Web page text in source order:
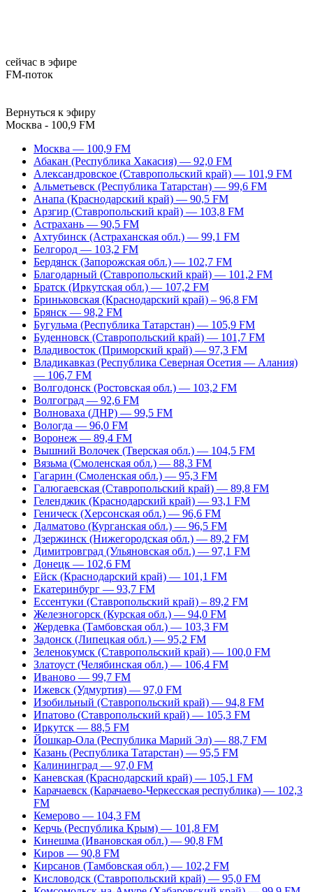
сейчас в эфире
FM-поток
Вернуться к эфиру
Москва - 100,9 FM
Москва — 100,9 FM
Абакан (Республика Хакасия) — 92,0 FM
Александровское (Ставропольский край) — 101,9 FM
Альметьевск (Республика Татарстан) — 99,6 FM
Анапа (Краснодарский край) — 90,5 FM
Арзгир (Ставропольский край) — 103,8 FM
Астрахань — 90,5 FM
Ахтубинск (Астраханская обл.) — 99,1 FM
Белгород — 103,2 FM
Бердянск (Запорожская обл.) — 102,7 FM
Благодарный (Ставропольский край) — 101,2 FM
Братск (Иркутская обл.) — 107,2 FM
Бриньковская (Краснодарский край) – 96,8 FM
Брянск — 98,2 FM
Бугульма (Республика Татарстан) — 105,9 FM
Буденновск (Ставропольский край) — 101,7 FM
Владивосток (Приморский край) — 97,3 FM
Владикавказ (Республика Северная Осетия — Алания)
— 106,7 FM
Волгодонск (Ростовская обл.) — 103,2 FM
Волгоград — 92,6 FM
Волноваха (ДНР) — 99,5 FM
Вологда — 96,0 FM
Воронеж — 89,4 FM
Вышний Волочек (Тверская обл.) — 104,5 FM
Вязьма (Смоленская обл.) — 88,3 FM
Гагарин (Смоленская обл.) — 95,3 FM
Галюгаевская (Ставропольский край) — 89,8 FM
Геленджик (Краснодарский край) — 93,1 FM
Геническ (Херсонская обл.) — 96,6 FM
Далматово (Курганская обл.) — 96,5 FM
Дзержинск (Нижегородская обл.) — 89,2 FM
Димитровград (Ульяновская обл.) — 97,1 FM
Донецк — 102,6 FM
Ейск (Краснодарский край) — 101,1 FM
Екатеринбург — 93,7 FM
Ессентуки (Ставропольский край) – 89,2 FM
Железногорск (Курская обл.) — 94,0 FM
Жердевка (Тамбовская обл.) — 103,3 FM
Задонск (Липецкая обл.) — 95,2 FM
Зеленокумск (Ставропольский край) — 100,0 FM
Златоуст (Челябинская обл.) — 106,4 FM
Иваново — 99,7 FM
Ижевск (Удмуртия) — 97,0 FM
Изобильный (Ставропольский край) — 94,8 FM
Ипатово (Ставропольский край) — 105,3 FM
Иркутск — 88,5 FM
Йошкар-Ола (Республика Марий Эл) — 88,7 FM
Казань (Республика Татарстан) — 95,5 FM
Калининград — 97,0 FM
Каневская (Краснодарский край) — 105,1 FM
Карачаевск (Карачаево-Черкесская республика) — 102,3
FM
Кемерово — 104,3 FM
Керчь (Республика Крым) — 101,8 FM
Кинешма (Ивановская обл.) — 90,8 FM
Киров — 90,8 FM
Кирсанов (Тамбовская обл.) — 102,2 FM
Кисловодск (Ставропольский край) — 95,0 FM